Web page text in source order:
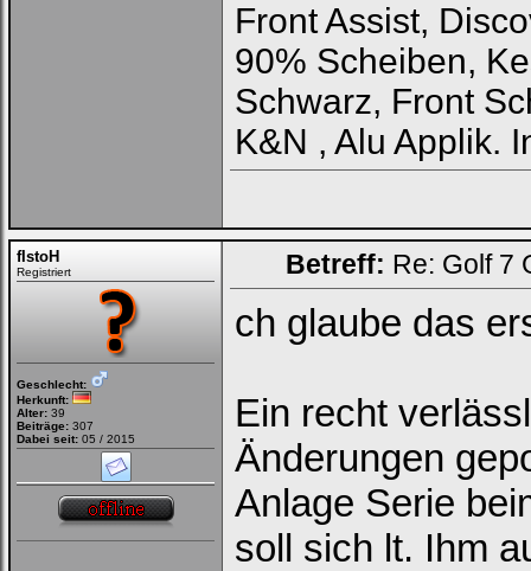
Front Assist,
90% Scheiben,
Schwarz, Front
K&N , Alu Applik.
fIstoH
Registriert
Geschlecht:
Herkunft:
Alter: 39
Beiträge: 307
Dabei seit: 05 / 2015
Betreff: Re: Golf
ch glaube das
Ein recht
Änderungen
Anlage Serie
soll sich lt. Ihm